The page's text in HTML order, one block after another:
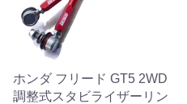
ホンダ フリード GT5 2WD
調整式スタビライザーリン